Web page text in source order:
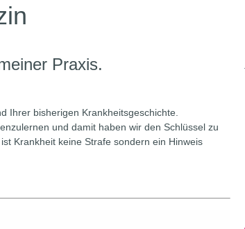
Praxis.
Ihrer bisherigen Krankheitsgeschichte.
und damit haben wir den Schlüssel zu
Krankheit keine Strafe sondern ein Hinweis